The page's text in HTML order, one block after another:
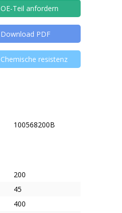
OE-Teil anfordern
Download PDF
Chemische resistenz
100568200B
200
45
400